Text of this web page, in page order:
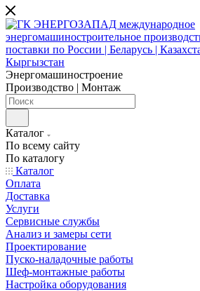
Энергомашиностроение
Производство | Монтаж
Каталог
По всему сайту
По каталогу
Каталог
Оплата
Доставка
Услуги
Сервисные службы
Анализ и замеры сети
Проектирование
Пуско-наладочные работы
Шеф-монтажные работы
Настройка оборудования